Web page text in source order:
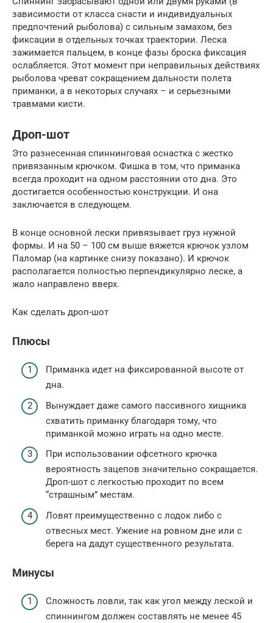
зависимости от класса снасти и индивидуальных
предпочтений рыболова) с сильным замахом, без
фиксации в отдельных точках траектории. Леска
зажимается пальцем, в конце фазы броска фиксация
ослабляется. Этот момент при неправильных действиях
рыболова чреват сокращением дальности полета
приманки, а в некоторых случаях – и серьезными
травмами кисти.
Дроп-шот
Это разнесенная спиннинговая оснастка с жестко
привязанным крючком. Фишка в том, что приманка
всегда проходит на одном расстоянии ото дна. Это
достигается особенностью конструкции. И она
заключается в следующем.
В конце основной лески привязывает груз нужной
формы. И на 50 – 100 см выше вяжется крючок узлом
Паломар (на картинке снизу показано). И крючок
располагается полностью перпендикулярно леске, а
жало направлено вверх.
Как сделать дроп-шот
Плюсы
Приманка идет на фиксированной высоте от
дна.
Вынуждает даже самого пассивного хищника
схватить приманку благодаря тому, что
приманкой можно играть на одно месте.
При использовании офсетного крючка
вероятность зацепов значительно сокращается.
Дроп-шот с легкостью проходит по всем
“страшным” местам.
Ловят преимущественно с лодок либо с
отвесных мест. Ужение на ровном дне или с
берега на дадут существенного результата.
Минусы
Сложность ловли, так как угол между леской и
спиннингом должен составлять не менее 45